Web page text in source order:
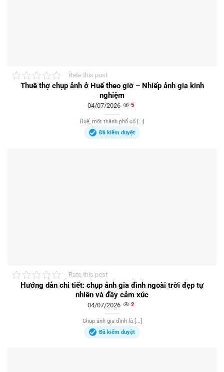
Rate this post
Thuê thợ chụp ảnh ở Huế theo giờ – Nhiếp ảnh gia kinh
nghiệm
04/07/2026 5
Huế, một thành phố cổ [...]
Đã kiểm duyệt
Rate this post
Hướng dẫn chi tiết: chụp ảnh gia đình ngoài trời đẹp tự
nhiên và đầy cảm xúc
04/07/2026 2
Chụp ảnh gia đình là [...]
Đã kiểm duyệt